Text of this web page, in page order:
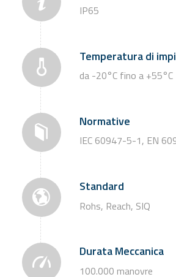
IP65
Temperatura di
da -20°C fino a +55°C
Normative
IEC 60947-5-1, EN
Standard
Rohs, Reach, SIQ
Durata Meccanica
100.000 manovre